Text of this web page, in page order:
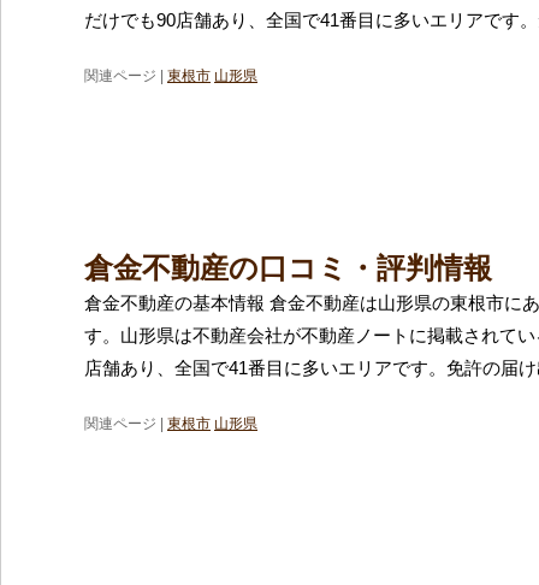
だけでも90店舗あり、全国で41番目に多いエリアです
関連ページ | 東根市 山形県
倉金不動産の口コミ・評判情報
倉金不動産の基本情報 倉金不動産は山形県の東根市に
す。山形県は不動産会社が不動産ノートに掲載されて
店舗あり、全国で41番目に多いエリアです。免許の届
関連ページ | 東根市 山形県